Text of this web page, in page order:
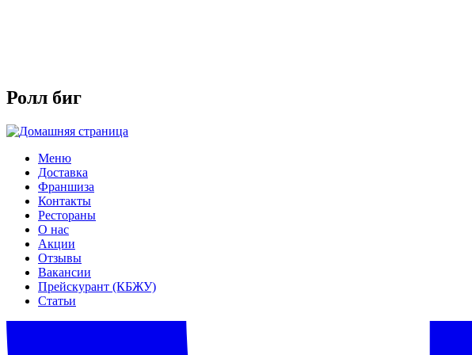
Ролл биг
Меню
Доставка
Франшиза
Контакты
Рестораны
О нас
Акции
Отзывы
Вакансии
Прейскурант (КБЖУ)
Статьи